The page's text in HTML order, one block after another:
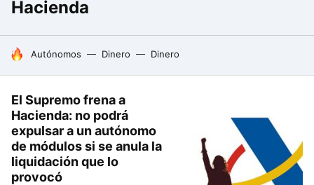
Hacienda
HOY SE HABLA DE
Autónomos Dinero Dinero
El Supremo frena a
Hacienda: no podrá
expulsar a un autónomo
de módulos si se anula la
liquidación que lo
provocó